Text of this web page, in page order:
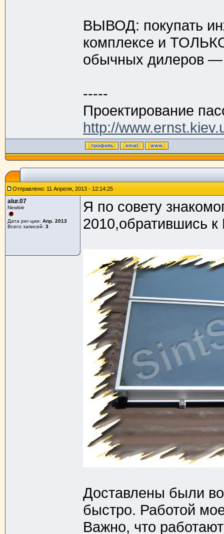
ВЫВОД: покупать
комплексе и
обычных дилеров —
-----
Проектирование
http://
Отправлено: 11 Апреля, 2013 - 12:14:25
alur.07
Newbie
Дата рег-ции: Апр. 2013
Всего записей: 3
Я по совету
2010,обратившись
Доставлены были
быстро. Работой
Важно, что